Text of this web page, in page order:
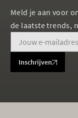
Meld je aan voor
de laatste trends,
Inschrijven